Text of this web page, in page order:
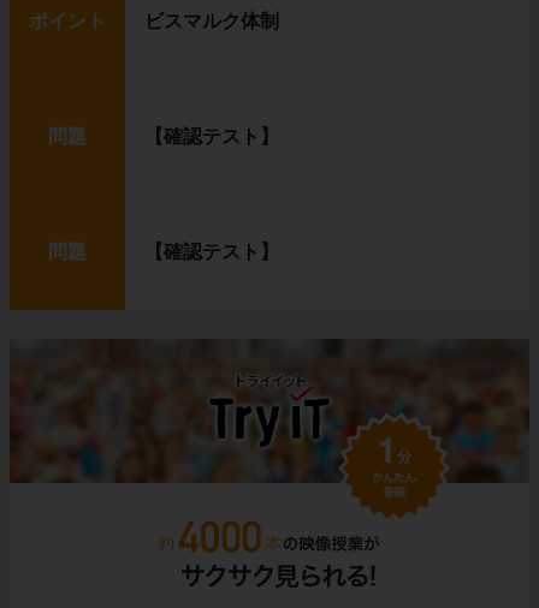
ポイント ビスマルク体制
問題 【確認テスト】
問題 【確認テスト】